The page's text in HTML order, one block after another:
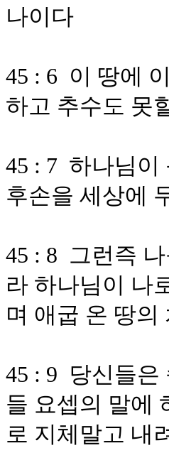
나이다
45 : 6 이 땅에
하고 추수도 못
45 : 7 하나님이
후손을 세상에
45 : 8 그런즉
라 하나님이 나
며 애굽 온 땅
45 : 9 당신들은
들 요셉의 말에
로 지체말고 내